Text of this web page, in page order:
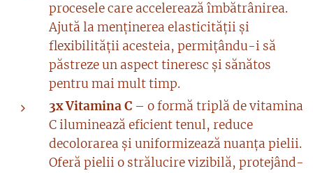
procesele care accelerează îmbătrânirea.
Ajută la menținerea elasticității și
flexibilității acesteia, permițându-i să
păstreze un aspect tineresc și sănătos
pentru mai mult timp.
3x Vitamina C – o formă triplă de vitamina
C iluminează eficient tenul, reduce
decolorarea și uniformizează nuanța pielii.
Oferă pielii o strălucire vizibilă, protejând-